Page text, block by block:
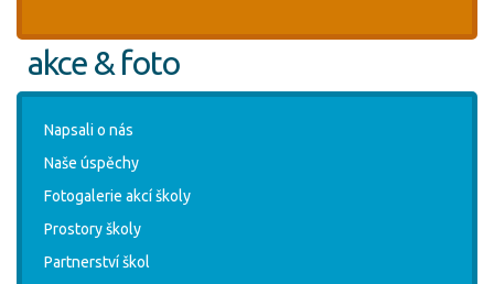
akce & foto
Napsali o nás
Naše úspěchy
Fotogalerie akcí školy
Prostory školy
Partnerství škol